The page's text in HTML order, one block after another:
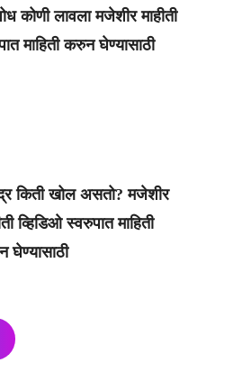
कोणी लावला मजेशीर माहीती
माहिती करुन घेण्यासाठी
किती खोल असतो? मजेशीर
व्हिडिओ स्वरुपात माहिती
घेण्यासाठी